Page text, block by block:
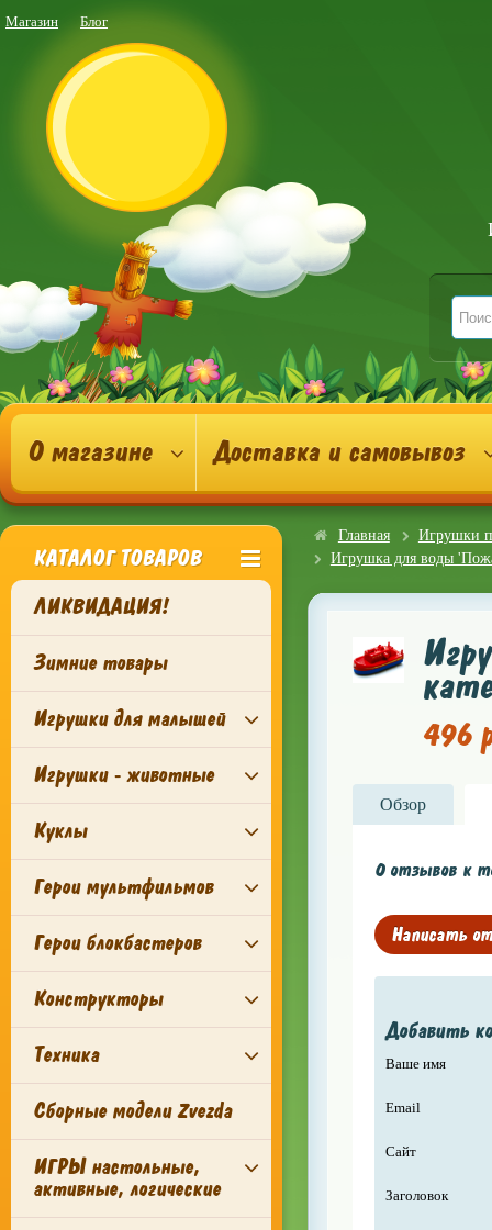
Магазин Блог
О магазине Доставка и самовывоз
КАТАЛОГ ТОВАРОВ
ЛИКВИДАЦИЯ!
Зимние товары
Игрушки для малышей
Игрушки - животные
Куклы
Герои мультфильмов
Герои блокбастеров
Конструкторы
Техника
Сборные модели Zvezda
ИГРЫ настольные,
активные, логические
Главная
Игрушки
Игрушка для воды
496
Обзор
0 отзывов к
Написать
Добавить
Ваше имя
Email
Сайт
Заголовок